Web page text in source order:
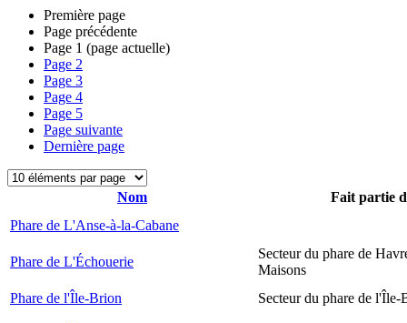
Première page
Page précédente
Page 1 (page actuelle)
Page 2
Page 3
Page 4
Page 5
Page suivante
Dernière page
Nom
Fait partie
Phare de L'Anse-à-la-Cabane
Phare de L'Échouerie
Secteur du phare de
Maisons
Phare de l'Île-Brion
Secteur du phare de l'Île-